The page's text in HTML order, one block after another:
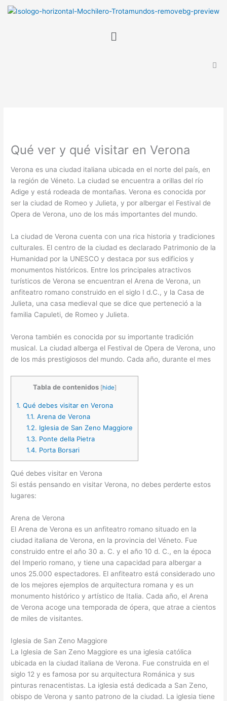
Menú
Qué ver y qué visitar en Verona
Verona es una ciudad italiana ubicada en el norte del país, en
la región de Véneto. La ciudad se encuentra a orillas del río
Adige y está rodeada de montañas. Verona es conocida por
ser la ciudad de Romeo y Julieta, y por albergar el Festival de
Opera de Verona, uno de los más importantes del mundo.
La ciudad de Verona cuenta con una rica historia y tradiciones
culturales. El centro de la ciudad es declarado Patrimonio de la
Humanidad por la UNESCO y destaca por sus edificios y
monumentos históricos. Entre los principales atractivos
turísticos de Verona se encuentran el Arena de Verona, un
anfiteatro romano construido en el siglo I d.C., y la Casa de
Julieta, una casa medieval que se dice que perteneció a la
familia Capuleti, de Romeo y Julieta.
Verona también es conocida por su importante tradición
musical. La ciudad alberga el Festival de Opera de Verona, uno
de los más prestigiosos del mundo. Cada año, durante el mes
Tabla de contenidos [hide]
1. Qué debes visitar en Verona
1.1. Arena de Verona
1.2. Iglesia de San Zeno Maggiore
1.3. Ponte della Pietra
1.4. Porta Borsari
Qué debes visitar en Verona
Si estás pensando en visitar Verona, no debes perderte estos
lugares:
Arena de Verona
El Arena de Verona es un anfiteatro romano situado en la
ciudad italiana de Verona, en la provincia del Véneto. Fue
construido entre el año 30 a. C. y el año 10 d. C., en la época
del Imperio romano, y tiene una capacidad para albergar a
unos 25.000 espectadores. El anfiteatro está considerado uno
de los mejores ejemplos de arquitectura romana y es un
monumento histórico y artístico de Italia. Cada año, el Arena
de Verona acoge una temporada de ópera, que atrae a cientos
de miles de visitantes.
Iglesia de San Zeno Maggiore
La Iglesia de San Zeno Maggiore es una iglesia católica
ubicada en la ciudad italiana de Verona. Fue construida en el
siglo 12 y es famosa por su arquitectura Románica y sus
pinturas renacentistas. La iglesia está dedicada a San Zeno,
obispo de Verona y santo patrono de la ciudad. La iglesia tiene
B